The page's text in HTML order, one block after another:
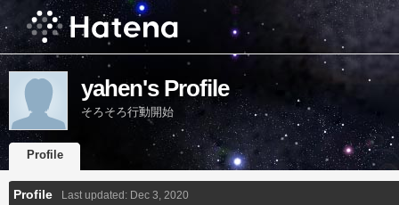
yahen's Profile
そろそろ行動開始
Profile
Profile Last updated: Dec 3, 2020